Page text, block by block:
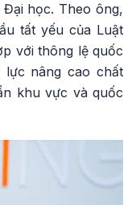
học. Theo ông,
tất yếu của Luật
với thông lệ quốc
nâng cao chất
khu vực và quốc